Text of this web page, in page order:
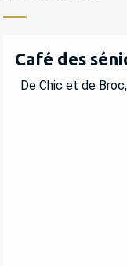
Café des
De Chic et de